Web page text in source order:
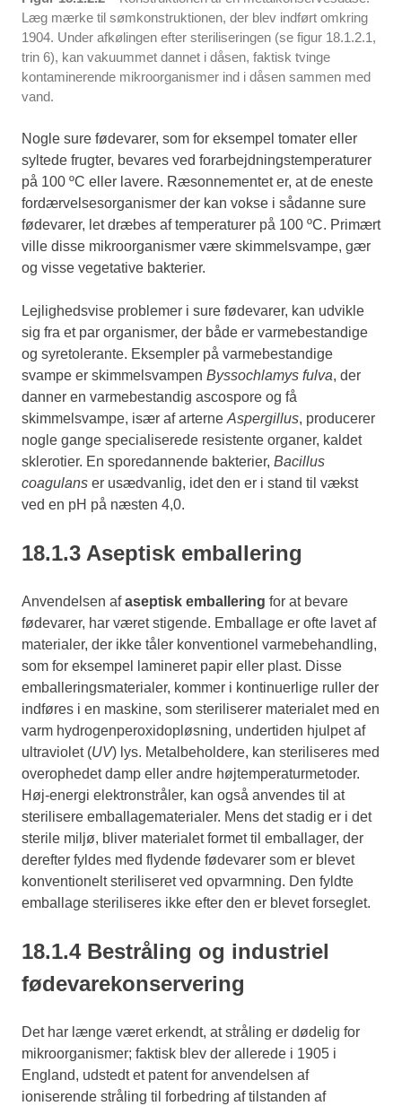
Læg mærke til sømkonstruktionen, der blev indført omkring
1904. Under afkølingen efter steriliseringen (se figur 18.1.2.1,
trin 6), kan vakuummet dannet i dåsen, faktisk tvinge
kontaminerende mikroorganismer ind i dåsen sammen med
vand.
Nogle sure fødevarer, som for eksempel tomater eller
syltede frugter, bevares ved forarbejdningstemperaturer
på 100 ºC eller lavere. Ræsonnementet er, at de eneste
fordærvelsesorganismer der kan vokse i sådanne sure
fødevarer, let dræbes af temperaturer på 100 ºC. Primært
ville disse mikroorganismer være skimmelsvampe, gær
og visse vegetative bakterier.
Lejlighedsvise problemer i sure fødevarer, kan udvikle
sig fra et par organismer, der både er varmebestandige
og syretolerante. Eksempler på varmebestandige
svampe er skimmelsvampen Byssochlamys fulva, der
danner en varmebestandig ascospore og få
skimmelsvampe, især af arterne Aspergillus, producerer
nogle gange specialiserede resistente organer, kaldet
sklerotier. En sporedannende bakterier, Bacillus
coagulans er usædvanlig, idet den er i stand til vækst
ved en pH på næsten 4,0.
18.1.3 Aseptisk emballering
Anvendelsen afaseptisk emballering for at bevare
fødevarer, har været stigende. Emballage er ofte lavet af
materialer, der ikke tåler konventionel varmebehandling,
som for eksempel lamineret papir eller plast. Disse
emballeringsmaterialer, kommer i kontinuerlige ruller der
indføres i en maskine, som steriliserer materialet med en
varm hydrogenperoxidopløsning, undertiden hjulpet af
ultraviolet (UV) lys. Metalbeholdere, kan steriliseres med
overophedet damp eller andre højtemperaturmetoder.
Høj-energi elektronstråler, kan også anvendes til at
sterilisere emballagematerialer. Mens det stadig er i det
sterile miljø, bliver materialet formet til emballager, der
derefter fyldes med flydende fødevarer som er blevet
konventionelt steriliseret ved opvarmning. Den fyldte
emballage steriliseres ikke efter den er blevet forseglet.
18.1.4 Bestråling og industriel
fødevarekonservering
Det har længe været erkendt, at stråling er dødelig for
mikroorganismer; faktisk blev der allerede i 1905 i
England, udstedt et patent for anvendelsen af
ioniserende stråling til forbedring af tilstanden af